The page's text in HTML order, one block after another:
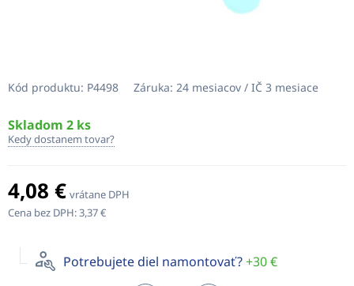
Kód produktu: P4498 Záruka: 24 mesiacov / IČ 3 mesiace
Skladom 2 ks
Kedy dostanem tovar?
4,08 € vrátane DPH
Cena bez DPH:3,37 €
Potrebujete diel namontovať?+30 €